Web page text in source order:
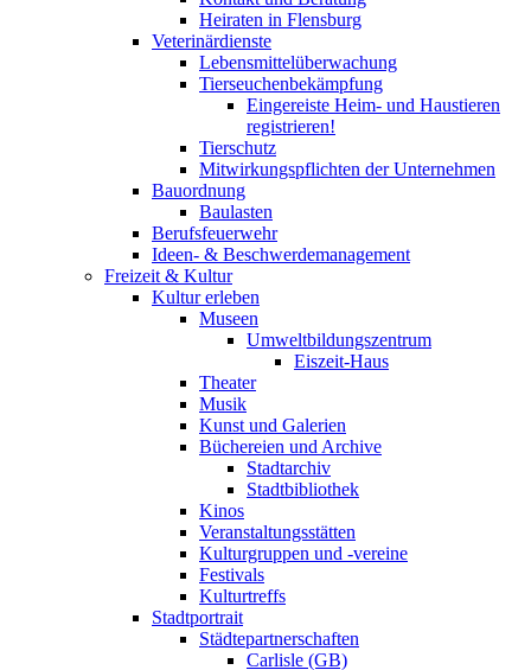
Heiraten in Flensburg
Veterinärdienste
Lebensmittelüberwachung
Tierseuchenbekämpfung
Eingereiste Heim- und Haustieren
registrieren!
Tierschutz
Mitwirkungspflichten der Unternehmen
Bauordnung
Baulasten
Berufsfeuerwehr
Ideen- & Beschwerdemanagement
Freizeit & Kultur
Kultur erleben
Museen
Umweltbildungszentrum
Eiszeit-Haus
Theater
Musik
Kunst und Galerien
Büchereien und Archive
Stadtarchiv
Stadtbibliothek
Kinos
Veranstaltungsstätten
Kulturgruppen und -vereine
Festivals
Kulturtreffs
Stadtportrait
Städtepartnerschaften
Carlisle (GB)